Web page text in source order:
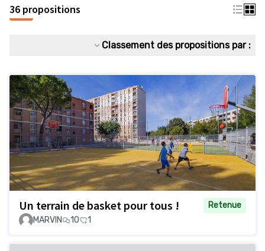
36 propositions
Classement des propositions par :
Un terrain de basket pour tous !
Retenue
MARVIN
10 1